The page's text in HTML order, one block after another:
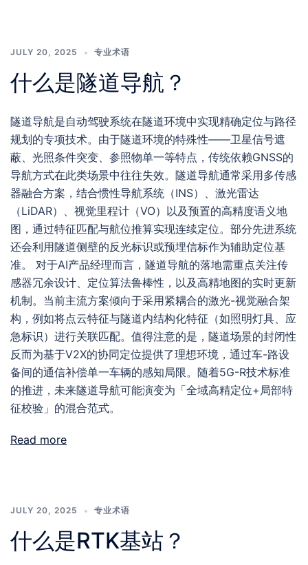
JULY 20, 2025 专业术语
什么是隧道导航？
隧道导航是自动驾驶系统在隧道环境中实现精确定位与路径
规划的专项技术。由于隧道环境的特殊性——卫星信号遮
蔽、光照条件突变、参照物单一等特点，传统依赖GNSS的
导航方式在此类场景中往往失效。隧道导航通常采用多传感
器融合方案，结合惯性导航系统（INS）、激光雷达
（LiDAR）、视觉里程计（VO）以及预置的高精度语义地
图，通过特征匹配与航位推算实现连续定位。部分先进系统
还会利用隧道侧壁的反光标识或预埋信标作为辅助定位基
准。 对于AI产品经理而言，隧道导航的落地需重点关注传
感器冗余设计、定位算法鲁棒性，以及高精地图的实时更新
机制。当前主流方案倾向于采用紧耦合的激光-视觉融合架
构，例如将点云特征与隧道内结构化特征（如照明灯具、应
急标识）进行关联匹配。值得注意的是，隧道场景的封闭性
反而为基于V2X的协同定位提供了理想环境，通过车-路设
备间的通信补偿单一车辆的感知局限。随着5G-R技术标准
的推进，未来隧道导航可能演变为「全域高精定位+局部特
征校验」的混合范式。
Read more
JULY 20, 2025 专业术语
什么是RTK基站？